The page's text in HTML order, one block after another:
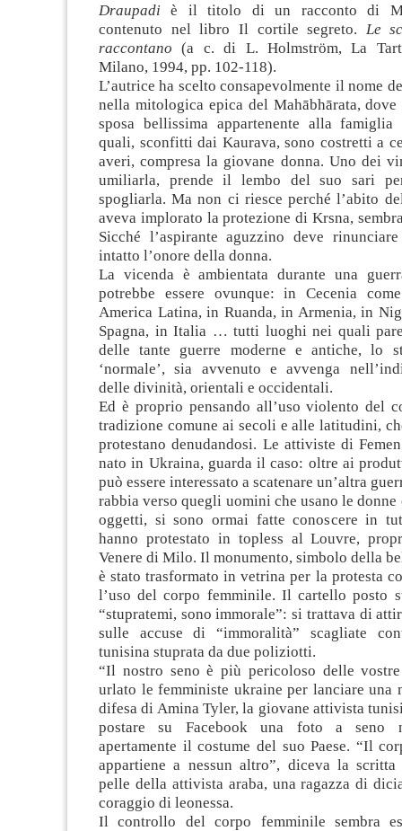
Draupadi è il titolo di un racconto di
contenuto nel libro Il cortile segreto. Le
raccontano (a c. di L. Holmström, La
Milano, 1994, pp. 102-118).
L’autrice ha scelto consapevolmente il nome
nella mitologica epica del Mahābhārata, dove
sposa bellissima appartenente alla
quali, sconfitti dai Kaurava, sono costretti a
averi, compresa la giovane donna. Uno dei
umiliarla, prende il lembo del suo sari
spogliarla. Ma non ci riesce perché l’abito
aveva implorato la protezione di Krsna,
Sicché l’aspirante aguzzino deve
intatto l’onore della donna.
La vicenda è ambientata durante una
potrebbe essere ovunque: in Cecenia
America Latina, in Ruanda, in Armenia, in
Spagna, in Italia … tutti luoghi nei quali
delle tante guerre moderne e antiche, lo
‘normale’, sia avvenuto e avvenga
delle divinità, orientali e occidentali.
Ed è proprio pensando all’uso violento del
tradizione comune ai secoli e alle latitudini,
protestano denudandosi. Le attiviste di
nato in Ukraina, guarda il caso: oltre ai
può essere interessato a scatenare un’altra
rabbia verso quegli uomini che usano le donne
oggetti, si sono ormai fatte conoscere in
hanno protestato in topless al Louvre,
Venere di Milo. Il monumento, simbolo della
è stato trasformato in vetrina per la protesta
l’uso del corpo femminile. Il cartello posto
“stupratemi, sono immorale”: si trattava di
sulle accuse di “immoralità” scagliate
tunisina stuprata da due poliziotti.
“Il nostro seno è più pericoloso delle
urlato le femministe ukraine per lanciare una
difesa di Amina Tyler, la giovane attivista
postare su Facebook una foto a seno
apertamente il costume del suo Paese. “Il
appartiene a nessun altro”, diceva la scritta
pelle della attivista araba, una ragazza di
coraggio di leonessa.
Il controllo del corpo femminile sembra